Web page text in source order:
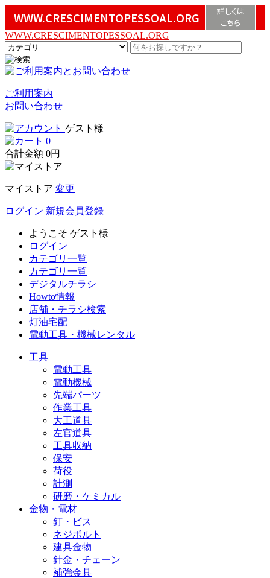
WWW.CRESCIMENTOPESSOAL.ORG
詳しくは
こちら
WWW.CRESCIMENTOPESSOAL.ORG
ご利用案内
お問い合わせ
ゲスト様
0
合計金額 0円
マイストア 変更
ログイン 新規会員登録
ようこそ ゲスト様
ログイン
カテゴリ一覧
カテゴリ一覧
デジタルチラシ
Howto情報
店舗・チラシ検索
灯油宅配
電動工具・機械レンタル
工具
電動工具
電動機械
先端パーツ
作業工具
大工道具
左官道具
工具収納
保安
荷役
計測
研磨・ケミカル
金物・電材
釘・ビス
ネジボルト
建具金物
針金・チェーン
補強金具